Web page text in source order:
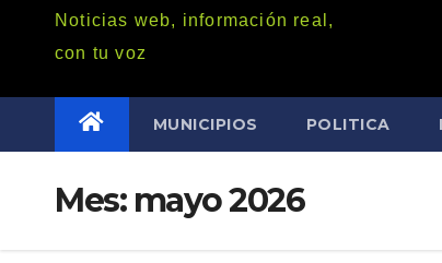
Noticias web, información real,
con tu voz
MUNICIPIOS POLITICA
Mes: mayo 2026